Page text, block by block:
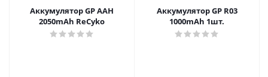
Аккумулятор GP AAH
2050mAh ReCyko
Аккумулятор GP R03
1000mAh 1шт.